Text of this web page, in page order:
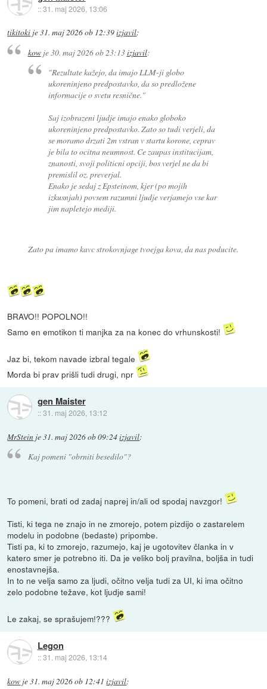
::31. maj 2026, 13:06
tikitoki je31. maj 2026 ob 12:39izjavil:
kowje30. maj 2026 ob 23:13izjavil:
"Rezultate kažejo, da imajo LLM-ji globo
ukoreninjeno predpostavko, da so predložene
informacije o svetu resnične."
Saj izobrazeni ljudje imajo enako globoko
ukoreninjeno predpostavko. Zato so tudi verjeli, da
se moramo drzati 2m vstran v startu korone, ceprav
je bila to ocitna neumnost. Ce zaupas institucijam,
znanosti, svoji politicni opciji, bos verjel ne da bi
premislil oz. preverjal.
Enako je sedaj z Epsteinom, kjer (po mojih
izkusnjah) povsem razumni ljudje verjamejo vse kar
jim napletejo mediji.
Zato pa imamo kavc strokovnjage tvoejga kova, da nas poducite.
BRAVO!! POPOLNO!!
Samo en emotikon ti manjka za na konec do vrhunskosti!
Jaz bi, tekom navade izbral tegale
Morda bi prav prišli tudi drugi, npr
gen Maister
::31. maj 2026, 13:12
MrStein je31. maj 2026 ob 09:24izjavil:
Kaj pomeni "obrniti besedilo"?
To pomeni, brati od zadaj naprej in/ali od spodaj navzgor!
Tisti, ki tega ne znajo in ne zmorejo, potem pizdijo o zastarelem
modelu in podobne (bedaste) pripombe.
Tisti pa, ki to zmorejo, razumejo, kaj je ugotovitev članka in v
katero smer je potrebno iti. Da je veliko bolj pravilna, boljša in tudi
enostavnejša.
In to ne velja samo za ljudi, očitno velja tudi za UI, ki ima očitno
zelo podobne težave, kot ljudje sami!
Le zakaj, se sprašujem!???
Legon
::31. maj 2026, 13:14
kow je31. maj 2026 ob 12:41 izjavil: